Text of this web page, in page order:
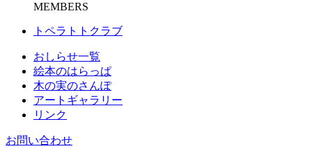
MEMBERS
トペラトトクラブ
おしらせ一覧
絵本のはらっぱ
木の実のさんぽ
アートギャラリー
リンク
お問い合わせ